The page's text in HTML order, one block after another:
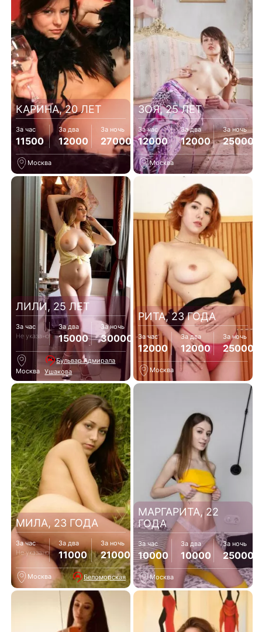
КАРИНА, 20 ЛЕТ
За час
11500
За два
12000
За ночь
27000
Москва
ЗОЯ, 25 ЛЕТ
За час
12000
За два
12000
За ночь
25000
Москва
ЛИЛИ, 25 ЛЕТ
За час
Не указано
За два
15000
За ночь
30000
Москва
Бульвар Адмирала
Ушакова
РИТА, 23 ГОДА
За час
12000
За два
12000
За ночь
25000
Москва
МИЛА, 23 ГОДА
За час
Не указано
За два
11000
За ночь
21000
Москва Беломорская
МАРГАРИТА, 22
ГОДА
За час
10000
За два
10000
За ночь
25000
Москва